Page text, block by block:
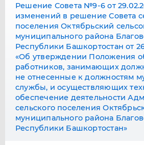
Решение Совета №9-6 от
изменений в решение Совета
поселения Октябрьский
муниципального района
Республики Башкортостан от
«Об утверждении Положения
работников, занимающих
не отнесенные к должностям
службы, и осуществляющих
обеспечение деятельности
сельского поселения
муниципального района
Республики Башкортостан»